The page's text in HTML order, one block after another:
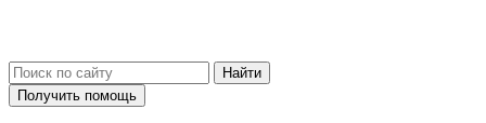
Получить помощь